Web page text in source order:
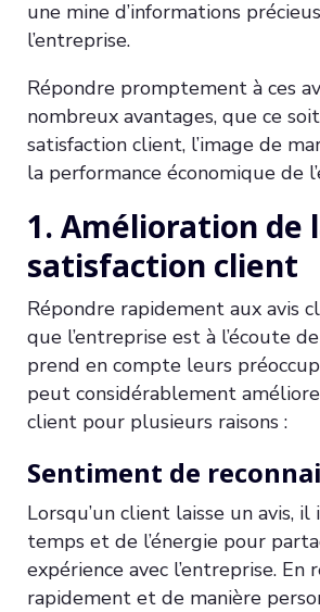
une mine d’informations
l’entreprise.
Répondre promptement à ces
nombreux avantages, que ce
satisfaction client, l’image de
la performance économique de
1. Amélioration de
satisfaction client
Répondre rapidement aux avis
que l’entreprise est à l’écoute
prend en compte leurs
peut considérablement
client pour plusieurs raisons :
Sentiment de
Lorsqu’un client laisse un avis,
temps et de l’énergie pour
expérience avec l’entreprise. En
rapidement et de manière